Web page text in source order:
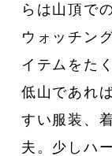
らは山頂で
ウォッチン
イテムをた
低山であれ
すい服装、
夫。少しハ